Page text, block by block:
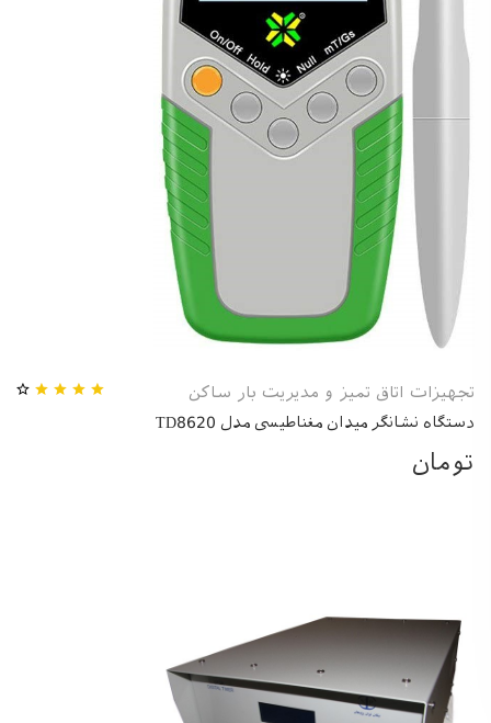
تجهیزات اتاق تمیز و مدیریت بار ساکن
دستگاه نشانگر میدان مغناطیسی مدل TD8620
تومان